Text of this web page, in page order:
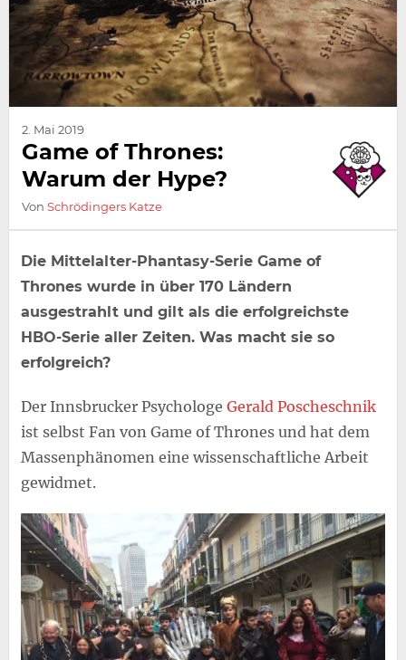
2. Mai 2019
Game of Thrones:
Warum der Hype?
Von Schrödingers Katze
Die Mittelalter-Phantasy-Serie Game of
Thrones wurde in über 170 Ländern
ausgestrahlt und gilt als die erfolgreichste
HBO-Serie aller Zeiten. Was macht sie so
erfolgreich?
Der Innsbrucker Psychologe Gerald Poscheschnik
ist selbst Fan von Game of Thrones und hat dem
Massenphänomen eine wissenschaftliche Arbeit
gewidmet.